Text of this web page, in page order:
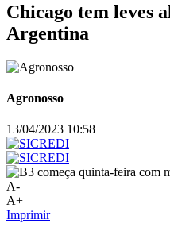
Chicago tem leves
Argentina
Agronosso
13/04/2023 10:58
A-
A+
Imprimir